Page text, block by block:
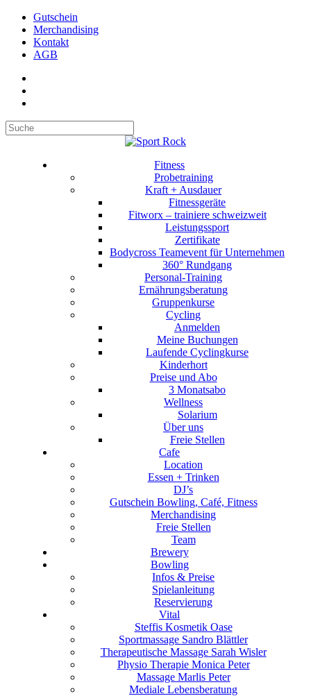
Gutschein
Merchandising
Kontakt
AGB
Suchen
Fitness
Probetraining
Kraft + Ausdauer
Fitnessgeräte
Fitworx – trainiere schweizweit
Leistungssport
Zertifikate
Bodycross Teamevent für Unternehmen
360° Rundgang
Personal-Training
Ernährungsberatung
Gruppenkurse
Cycling
Anmelden
Meine Buchungen
Laufende Cyclingkurse
Kinderhort
Preise und Abo
3 Monatsabo
Wellness
Solarium
Über uns
Freie Stellen
Cafe
Location
Essen + Trinken
DJ’s
Gutschein Bowling, Café, Fitness
Merchandising
Freie Stellen
Team
Brewery
Bowling
Infos & Preise
Spielanleitung
Reservierung
Vital
Steffis Kosmetik Oase
Sportmassage Sandro Blättler
Therapeutische Massage Sarah Wisler
Physio Therapie Monica Peter
Massage Marlis Peter
Mediale Lebensberatung